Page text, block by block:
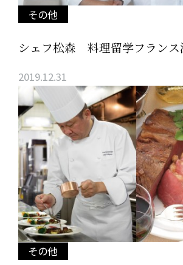
その他
シェフ松森 料理留学フランス
2019.12.31
その他